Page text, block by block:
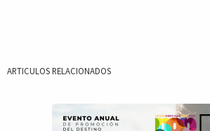
ARTICULOS RELACIONADOS